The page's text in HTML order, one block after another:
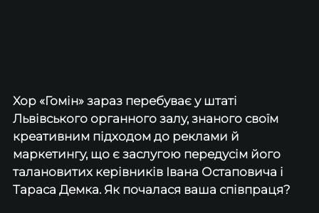
Хор «Гомін» зараз перебуває у штаті
Львівського органного залу, знаного своїм
креативним підходом до реклами й
маркетингу, що є заслугою передусім його
талановитих керівників Івана Остаповича і
Тараса Демка. Як почалася ваша співпраця?